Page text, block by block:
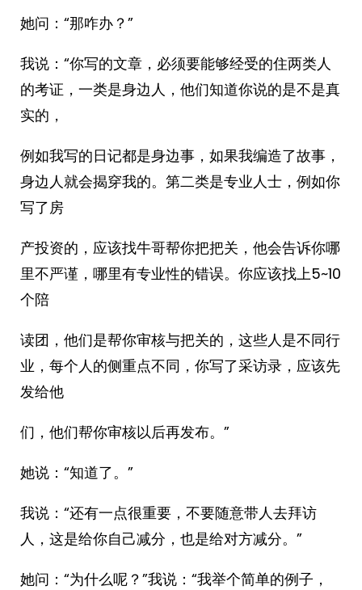
她问：“那咋办？”
我说：“你写的文章，必须要能够经受的住两类人
的考证，一类是身边人，他们知道你说的是不是真
实的，
例如我写的日记都是身边事，如果我编造了故事，
身边人就会揭穿我的。第二类是专业人士，例如你
写了房
产投资的，应该找牛哥帮你把把关，他会告诉你哪
里不严谨，哪里有专业性的错误。你应该找上5~10
个陪
读团，他们是帮你审核与把关的，这些人是不同行
业，每个人的侧重点不同，你写了采访录，应该先
发给他
们，他们帮你审核以后再发布。”
她说：“知道了。”
我说：“还有一点很重要，不要随意带人去拜访
人，这是给你自己减分，也是给对方减分。”
她问：“为什么呢？”我说：“我举个简单的例子，